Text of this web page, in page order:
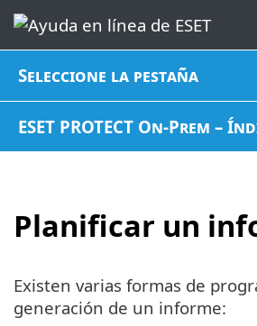
Seleccione la pestaña
ESET PROTECT On-Prem –
Planificar un
Existen varias formas de
generación de un informe: